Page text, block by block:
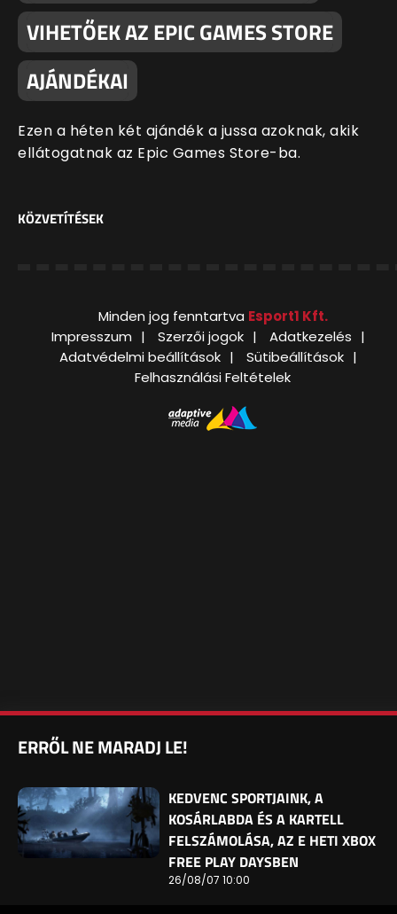
VIHETŐEK AZ EPIC GAMES STORE
AJÁNDÉKAI
Ezen a héten két ajándék a jussa azoknak, akik
ellátogatnak az Epic Games Store-ba.
KÖZVETÍTÉSEK
Minden jog fenntartva Esport1 Kft.
Impresszum
Szerzői jogok
Adatkezelés
Adatvédelmi beállítások
Sütibeállítások
Felhasználási Feltételek
ERRŐL NE MARADJ LE!
KEDVENC SPORTJAINK, A
KOSÁRLABDA ÉS A KARTELL
FELSZÁMOLÁSA, AZ E HETI XBOX
FREE PLAY DAYSBEN
26/08/07 10:00